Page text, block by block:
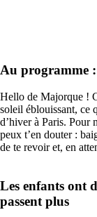
Au programme
Hello de Majorque !
soleil éblouissant, ce
d’hiver à Paris. Pour
peux t’en douter :
de te revoir et, en
Les enfants ont
passent plus